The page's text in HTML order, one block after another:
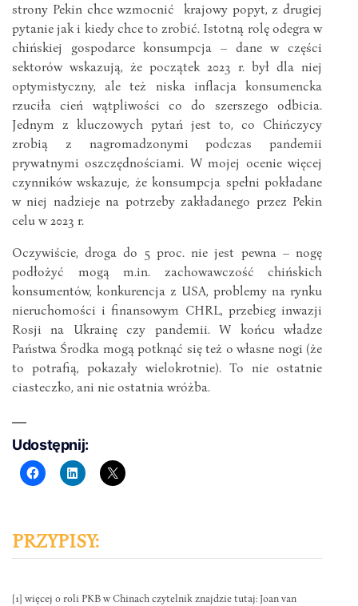
strony Pekin chce wzmocnić krajowy popyt, z drugiej
pytanie jak i kiedy chce to zrobić. Istotną rolę odegra w
chińskiej gospodarce konsumpcja – dane w części
sektorów wskazują, że początek 2023 r. był dla niej
optymistyczny, ale też niska inflacja konsumencka
rzuciła cień wątpliwości co do szerszego odbicia.
Jednym z kluczowych pytań jest to, co Chińczycy
zrobią z nagromadzonymi podczas pandemii
prywatnymi oszczędnościami. W mojej ocenie więcej
czynników wskazuje, że konsumpcja spełni pokładane
w niej nadzieje na potrzeby zakładanego przez Pekin
celu w 2023 r.
Oczywiście, droga do 5 proc. nie jest pewna – nogę
podłożyć mogą m.in. zachowawczość chińskich
konsumentów, konkurencja z USA, problemy na rynku
nieruchomości i finansowym CHRL, przebieg inwazji
Rosji na Ukrainę czy pandemii. W końcu władze
Państwa Środka mogą potknąć się też o własne nogi (że
to potrafią, pokazały wielokrotnie). To nie ostatnie
ciasteczko, ani nie ostatnia wróżba.
Udostępnij:
PRZYPISY:
[1] więcej o roli PKB w Chinach czytelnik znajdzie tutaj: Joan van